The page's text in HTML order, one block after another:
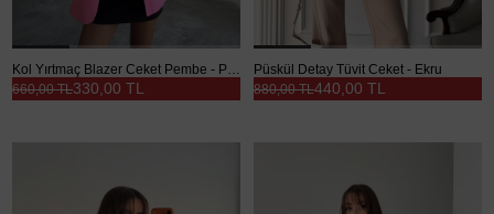
Kol Yırtmaç Blazer Ceket Pembe - Pembe
330,00 TL
660,00 TL
Püskül Detay Tüvit Ceket - Ekru
440,00 TL
880,00 TL